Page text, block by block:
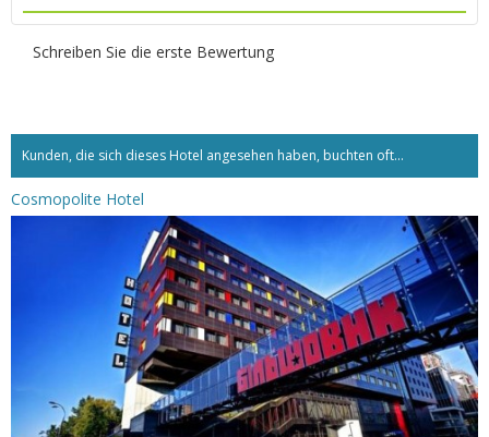
Schreiben Sie die erste Bewertung
Kunden, die sich dieses Hotel angesehen haben, buchten oft...
Cosmopolite Hotel